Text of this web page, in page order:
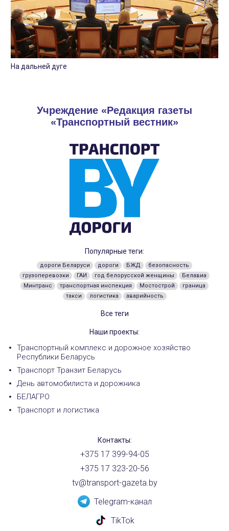
На дальней дуге
Учреждение «Редакция газеты
«Транспортный вестник»
Популярные теги:
дороги Беларуси дороги БЖД
безопасность
грузоперевозки
ГАИ год белорусской женщины
Белавиа
Минтранс
транспортная инспекция Мостострой
граница
такси
логистика аварийность
Все теги
Наши проекты:
Транспортный комплекс и дорожное хозяйство
Республики Беларусь
Транспорт Транзит Беларусь
День автомобилиста и дорожника
БЕЛАГРО
Транспорт и логистика
Контакты:
+375 17 399-94-05
+375 17 323-20-56
tv@transport-gazeta.by
Telegram-канал
TikTok